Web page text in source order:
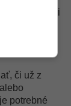
v závislosti
či už z
potrebné